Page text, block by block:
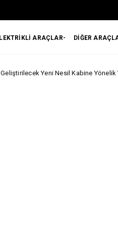
ARAÇLAR- DİĞER
Nesil Kabine Yönelik Yatırımını